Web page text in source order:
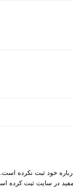
خود ثبت نکرده است.